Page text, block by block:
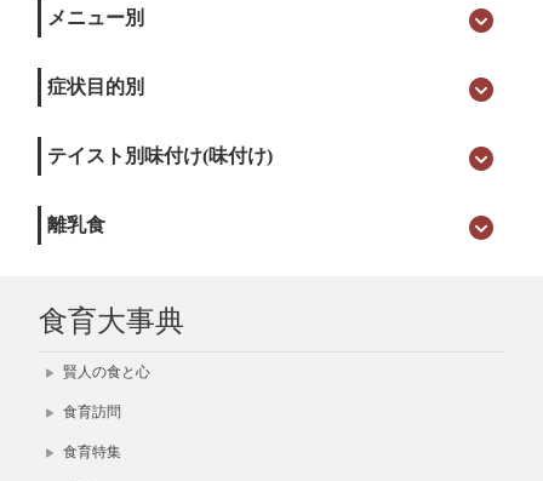
メニュー別
症状目的別
テイスト別味付け(味付け)
離乳食
食育大事典
賢人の食と心
食育訪問
食育特集